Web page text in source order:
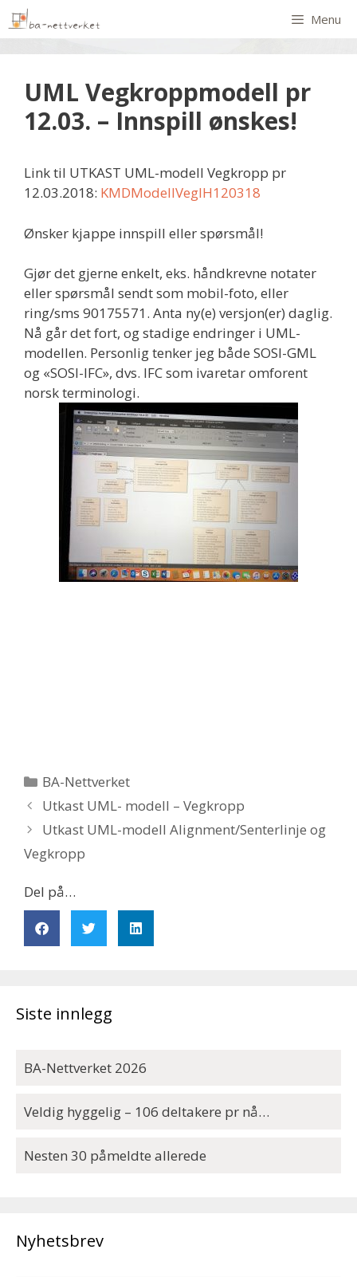
Menu
UML Vegkroppmodell pr
12.03. – Innspill ønskes!
Link til UTKAST UML-modell Vegkropp pr
12.03.2018: KMDModellVegIH120318
Ønsker kjappe innspill eller spørsmål!
Gjør det gjerne enkelt, eks. håndkrevne notater
eller spørsmål sendt som mobil-foto, eller
ring/sms 90175571. Anta ny(e) versjon(er) daglig.
Nå går det fort, og stadige endringer i UML-
modellen. Personlig tenker jeg både SOSI-GML
og «SOSI-IFC», dvs. IFC som ivaretar omforent
norsk terminologi.
BA-Nettverket
Utkast UML- modell – Vegkropp
Utkast UML-modell Alignment/Senterlinje og
Vegkropp
Del på…
Siste innlegg
BA-Nettverket 2026
Veldig hyggelig – 106 deltakere pr nå…
Nesten 30 påmeldte allerede
Nyhetsbrev